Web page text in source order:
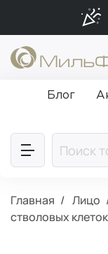
Блог
Главная Лицо
стволовых